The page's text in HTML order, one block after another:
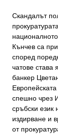
Скандалът
Кънчев са
според
чатове става
банкер
спешно чрез
сръбски
издирване и
от